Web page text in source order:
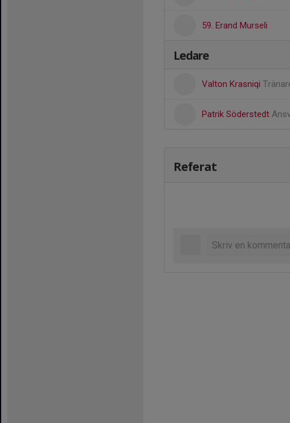
59. Erand Murseli
Ledare
Valton Krasniqi
Patrik Söderstedt
Referat